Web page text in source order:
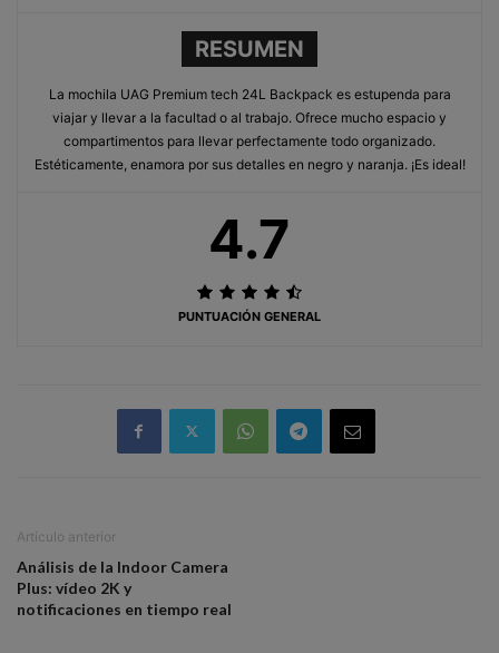
RESUMEN
La mochila UAG Premium tech 24L Backpack es estupenda para
viajar y llevar a la facultad o al trabajo. Ofrece mucho espacio y
compartimentos para llevar perfectamente todo organizado.
Estéticamente, enamora por sus detalles en negro y naranja. ¡Es ideal!
4.7
PUNTUACIÓN GENERAL
Artículo anterior
Análisis de la Indoor Camera
Plus: vídeo 2K y
notificaciones en tiempo real